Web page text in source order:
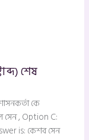
শেষ
কে
সেন , Option C:
is: কেশব সেন